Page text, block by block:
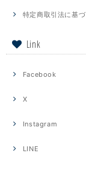
特定商取引法に基
Link
Facebook
X
Instagram
LINE